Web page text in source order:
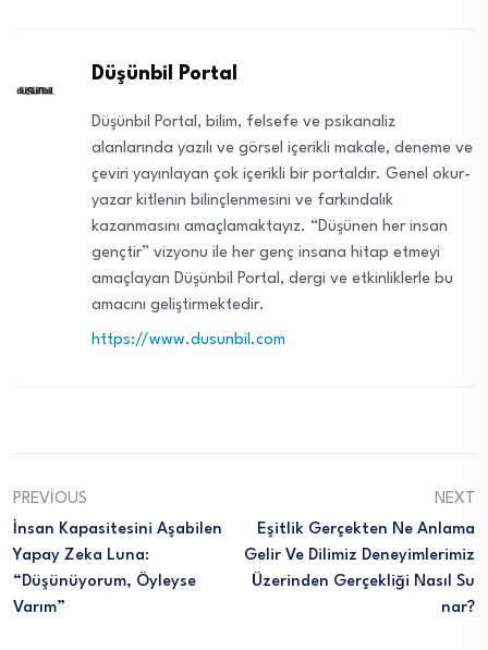
Düşünbil Portal
Düşünbil Portal, bilim, felsefe ve psikanaliz
alanlarında yazılı ve görsel içerikli makale, deneme ve
çeviri yayınlayan çok içerikli bir portaldır. Genel okur-
yazar kitlenin bilinçlenmesini ve farkındalık
kazanmasını amaçlamaktayız. “Düşünen her insan
gençtir” vizyonu ile her genç insana hitap etmeyi
amaçlayan Düşünbil Portal, dergi ve etkinliklerle bu
amacını geliştirmektedir.
https://www.dusunbil.com
PREVIOUS
İnsan Kapasitesini Aşabilen
Yapay Zeka Luna:
“Düşünüyorum, Öyleyse
Varım”
NEXT
Eşitlik Gerçekten Ne Anlama
Gelir Ve Dilimiz Deneyimlerimiz
Üzerinden Gerçekliği Nasıl Su
Nar?